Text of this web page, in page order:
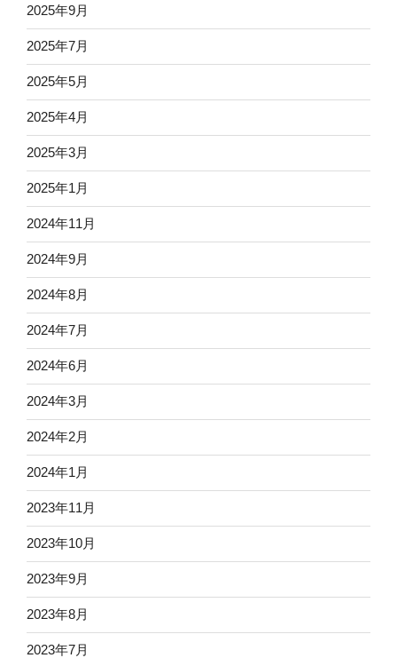
2025年9月
2025年7月
2025年5月
2025年4月
2025年3月
2025年1月
2024年11月
2024年9月
2024年8月
2024年7月
2024年6月
2024年3月
2024年2月
2024年1月
2023年11月
2023年10月
2023年9月
2023年8月
2023年7月